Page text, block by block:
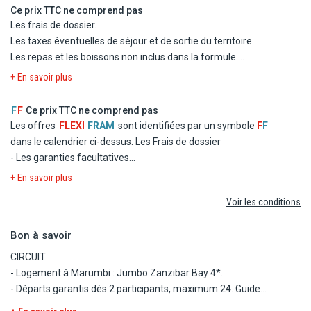
Des journées rythmées et des soirées variées
donneront à votre séjour le petit plus que vous
attendiez !
jeux) et spectacles 3 soirs/semaine.
- La formule Repas
- Les taxes d'aéroport et de solidarité
- Le transfert
Ce prix TTC ne comprend pas
Les frais de dossier.
Les taxes éventuelles de séjour et de sortie du territoire.
Les repas et les boissons non inclus dans la formule.
Les dépenses d'ordre personnel
au programme.
Les repas éventuels aux escales.
Les garanties assistance, rapatriement, frais médicaux et
d'hospitalisation, assistance juridique et pénale.
Taxe de séjour à régler sur place : 5 $/nuit/personne, sous
+ En savoir plus
F F Ce prix TTC ne comprend pas
Les offres FLEXI FRAM sont identifiées par un symbole FF
dans le calendrier ci-dessus.
Les Frais de dossier
- Les garanties facultatives
- Les autres repas et les boissons
+ En savoir plus
Voir les conditions
Bon à savoir
CIRCUIT
- Logement à Marumbi : Jumbo Zanzibar Bay 4*.
- Départs garantis dès 2 participants, maximum 24. Guide